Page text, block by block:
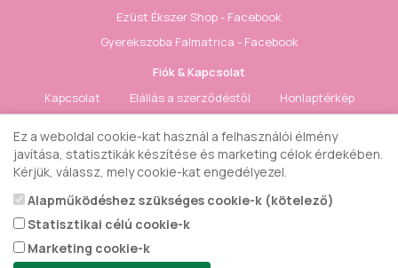
Ezüst Ékszer Shop - Facebook
Gyerekszoba Falmatrica - Facebook
Fiók & Kapcsolat
Kapcsolat
Elállás a szerződéstől
Honlaptérkép
Gyerek ékszer Shop © 2018 - ezüst gyerek ékszerek
Ez a weboldal cookie-kat használ a felhasználói élmény
javítása, statisztikák készítése és marketing célok érdekében.
Kérjük, válassz, mely cookie-kat engedélyezel.
Alapműködéshez szükséges cookie-k (kötelező)
Statisztikai célú cookie-k
Marketing cookie-k